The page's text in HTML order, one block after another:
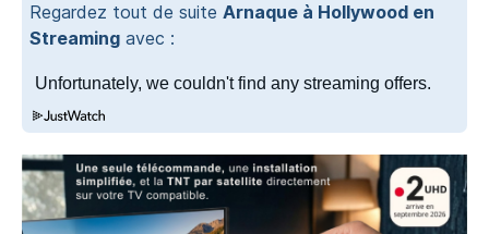
Regardez tout de suite Arnaque à Hollywood en
Streaming avec :